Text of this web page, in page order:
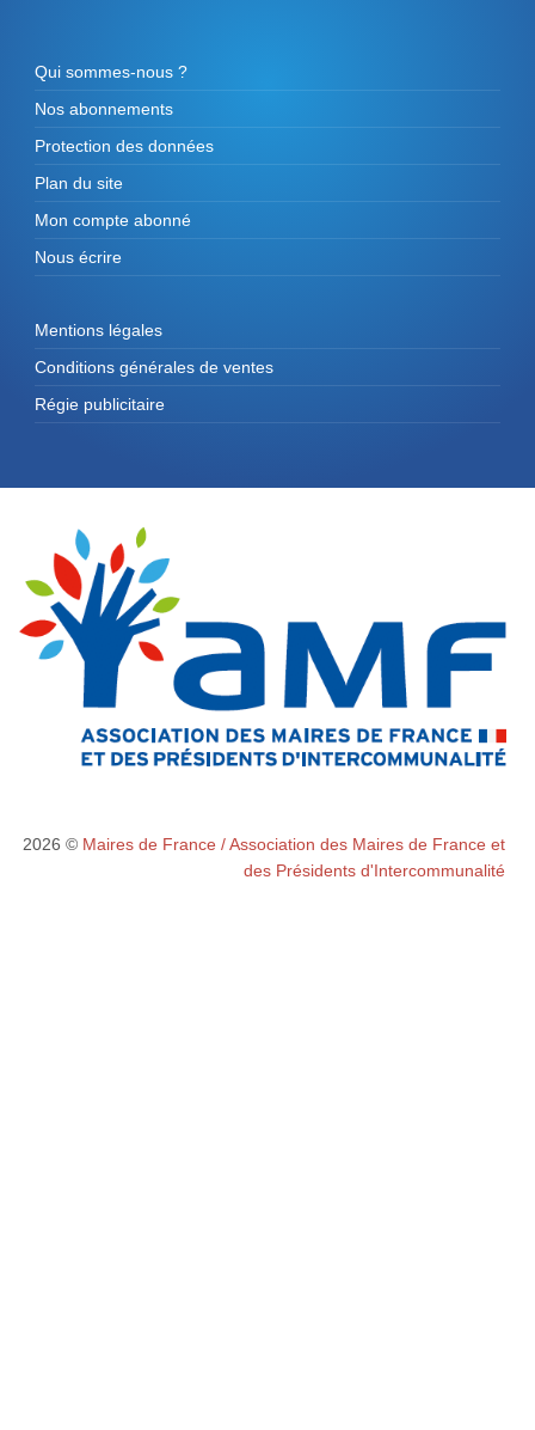
Qui sommes-nous ?
Nos abonnements
Protection des données
Plan du site
Mon compte abonné
Nous écrire
Mentions légales
Conditions générales de ventes
Régie publicitaire
2026 © Maires de France / Association des Maires de France et
des Présidents d'Intercommunalité